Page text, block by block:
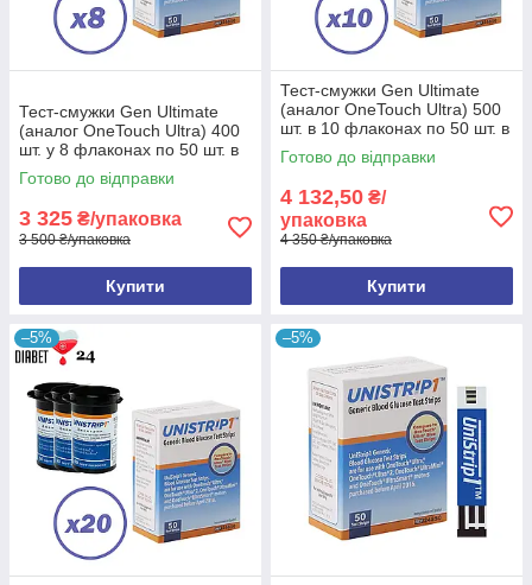
Тест-смужки Gen Ultimate
(аналог OneTouch Ultra) 400
шт. у 8 флаконах по 50 шт. в
пакованні
Готово до відправки
3 325 ₴/упаковка
3 500 ₴/упаковка
Купити
Тест-смужки Gen Ultimate
(аналог OneTouch Ultra) 500
шт. в 10 флаконах по 50 шт. в
упаковці
Готово до відправки
4 132,50 ₴/
упаковка
4 350 ₴/упаковка
Купити
–5% –5%